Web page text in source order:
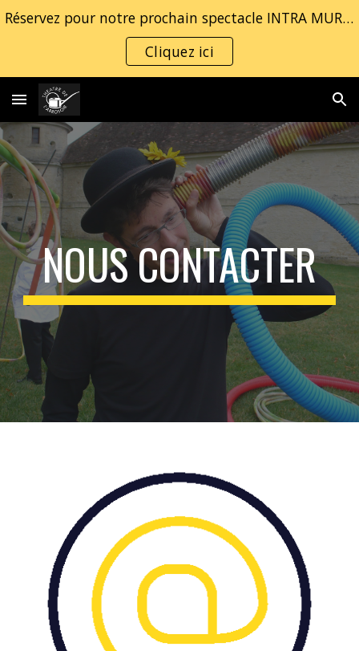
Skip to main content
Réservez pour notre prochain spectacle INTRA MUROS
Cliquez ici
NOUS CONTACTER